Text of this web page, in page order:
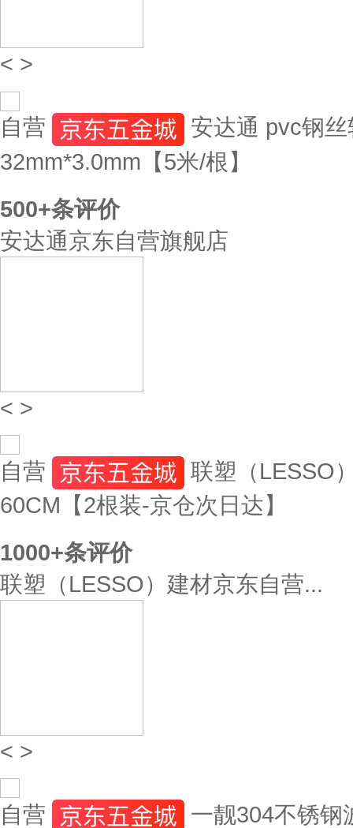
< >
自营
安达通 pvc钢
32mm*3.0mm【5米/根】
500+条评价
安达通京东自营旗舰店
< >
自营
联塑（LESSO
60CM【2根装-京仓次日达】
1000+条评价
联塑（LESSO）建材京东自营...
< >
自营
一靓304不锈钢